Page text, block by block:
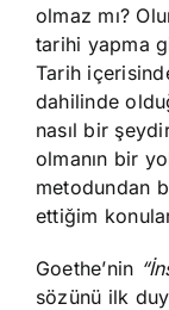
olmaz mı?
tarihi yapma
Tarih
dahilinde
nasıl bir
olmanın bir
metodundan
ettiğim
Goethe’nin
sözünü ilk